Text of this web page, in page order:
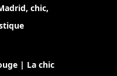
chic,
| La chic